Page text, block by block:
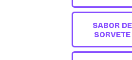
SABOR DE
SORVETE